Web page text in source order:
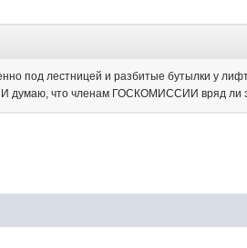
под лестницей и разбитые бутылки у
думаю, что членам ГОСКОМИССИИ вряд ли